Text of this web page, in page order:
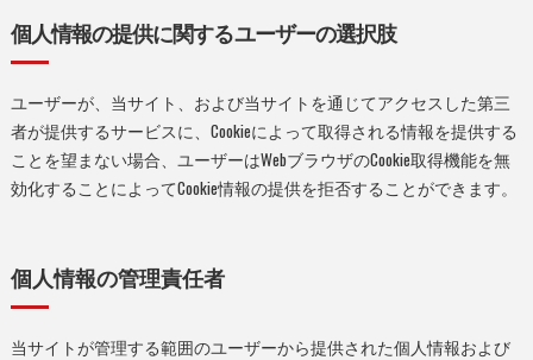
個人情報の提供に関するユーザーの選択肢
ユーザーが、当サイト、および当サイトを通じてアクセスした第三
者が提供するサービスに、Cookieによって取得される情報を提供する
ことを望まない場合、ユーザーはWebブラウザのCookie取得機能を無
効化することによってCookie情報の提供を拒否することができます。
個人情報の管理責任者
当サイトが管理する範囲のユーザーから提供された個人情報および